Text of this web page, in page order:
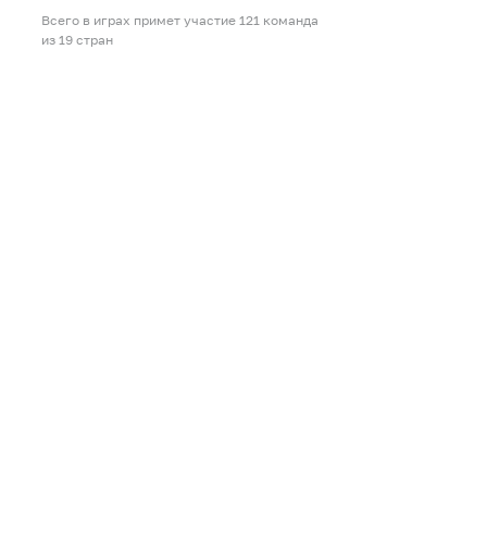
Всего в играх примет участие 121 команда
из 19 стран